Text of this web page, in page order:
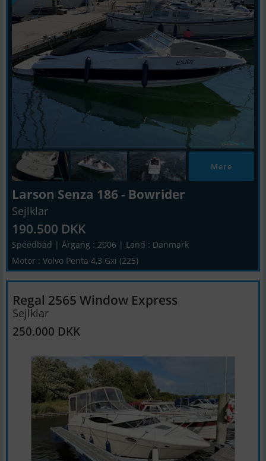
Mere
Larson Senza 186 - Bowrider
Sejlklar
190.500 DKK
Speedbåd | Årgang : 2006 | Land : Danmark
Motor : Volvo Penta 4,3 Gxi (225)
Regal 2565 Window Express
Sejlklar
250.000 DKK